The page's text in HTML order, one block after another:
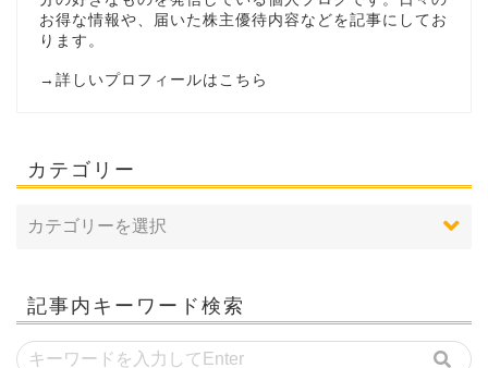
お得な情報や、届いた株主優待内容などを記事にしてお
ります。
→ 詳しいプロフィールはこちら
カテゴリー
記事内キーワード検索